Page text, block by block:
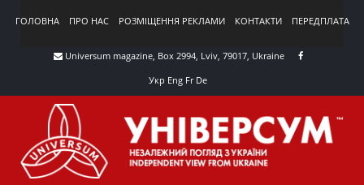
ГОЛОВНА ПРО НАС РОЗМІЩЕННЯ РЕКЛАМИ КОНТАКТИ ПЕРЕДПЛАТА
Universum magazine, Box 2994, Lviv, 79017, Ukraine
Укр Eng Fr De